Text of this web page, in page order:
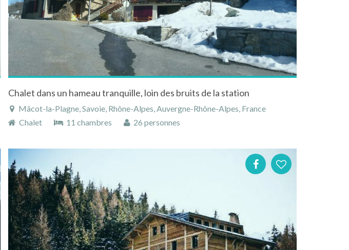
Chalet dans un hameau tranquille, loin des bruits de la station
Mâcot-la-Plagne, Savoie, Rhône-Alpes, Auvergne-Rhône-Alpes, France
Chalet
11 chambres 26 personnes